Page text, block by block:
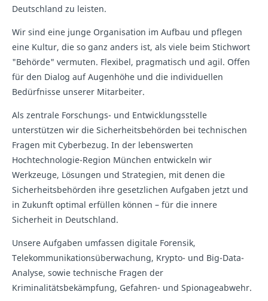
Deutschland zu leisten.
Wir sind eine junge Organisation im Aufbau und pflegen
eine Kultur, die so ganz anders ist, als viele beim Stichwort
"Behörde" vermuten. Flexibel, pragmatisch und agil. Offen
für den Dialog auf Augenhöhe und die individuellen
Bedürfnisse unserer Mitarbeiter.
Als zentrale Forschungs- und Entwicklungsstelle
unterstützen wir die Sicherheitsbehörden bei technischen
Fragen mit Cyberbezug. In der lebenswerten
Hochtechnologie-Region München entwickeln wir
Werkzeuge, Lösungen und Strategien, mit denen die
Sicherheitsbehörden ihre gesetzlichen Aufgaben jetzt und
in Zukunft optimal erfüllen können – für die innere
Sicherheit in Deutschland.
Unsere Aufgaben umfassen digitale Forensik,
Telekommunikationsüberwachung, Krypto- und Big-Data-
Analyse, sowie technische Fragen der
Kriminalitätsbekämpfung, Gefahren- und Spionageabwehr.